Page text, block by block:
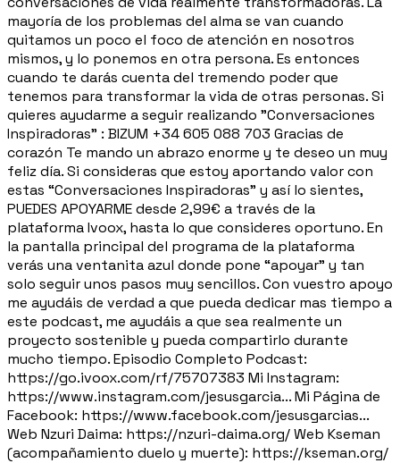
mayoría de los problemas del alma se van cuando
quitamos un poco el foco de atención en nosotros
mismos, y lo ponemos en otra persona. Es entonces
cuando te darás cuenta del tremendo poder que
tenemos para transformar la vida de otras personas. Si
quieres ayudarme a seguir realizando "Conversaciones
Inspiradoras" : BIZUM +34 605 088 703 Gracias de
corazón Te mando un abrazo enorme y te deseo un muy
feliz día. Si consideras que estoy aportando valor con
estas “Conversaciones Inspiradoras” y así lo sientes,
PUEDES APOYARME desde 2,99€ a través de la
plataforma Ivoox, hasta lo que consideres oportuno. En
la pantalla principal del programa de la plataforma
verás una ventanita azul donde pone “apoyar” y tan
solo seguir unos pasos muy sencillos. Con vuestro apoyo
me ayudáis de verdad a que pueda dedicar mas tiempo a
este podcast, me ayudáis a que sea realmente un
proyecto sostenible y pueda compartirlo durante
mucho tiempo. Episodio Completo Podcast:
https://go.ivoox.com/rf/75707383 Mi Instagram:
https://www.instagram.com/jesusgarcia... Mi Página de
Facebook: https://www.facebook.com/jesusgarcias...
Web Nzuri Daima: https://nzuri-daima.org/ Web Kseman
(acompañamiento duelo y muerte): https://kseman.org/